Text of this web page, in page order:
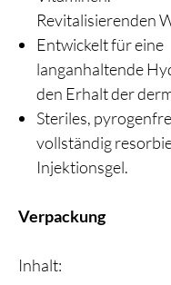
Revitalisierenden
Entwickelt für eine
langanhaltende
den Erhalt der
Steriles,
vollständig
Injektionsgel.
Verpackung
Inhalt: